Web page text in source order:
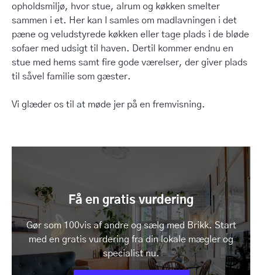
opholdsmiljø, hvor stue, alrum og køkken smelter
sammen i et. Her kan I samles om madlavningen i det
pæne og veludstyrede køkken eller tage plads i de bløde
sofaer med udsigt til haven. Dertil kommer endnu en
stue med hems samt fire gode værelser, der giver plads
til såvel familie som gæster.
Vi glæder os til at møde jer på en fremvisning.
Få en gratis vurdering
Gør som 100vis af andre og sælg med Brikk. Start
med en gratis vurdering fra din lokale mægler og
specialist nu.